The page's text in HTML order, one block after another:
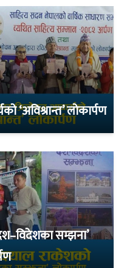
‘अविश्रान्त’ लोकार्पण
सम्झना’